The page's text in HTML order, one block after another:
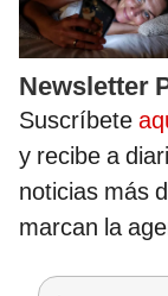
Newsletter
Suscríbete
y recibe a
noticias más
marcan la